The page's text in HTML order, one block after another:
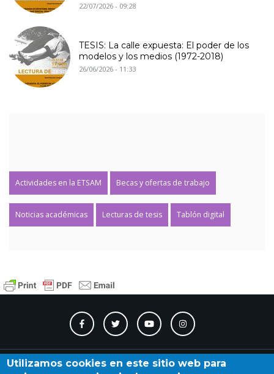
22/07/2026 - 09:28
TESIS: La calle expuesta: El poder de los
modelos y los medios (1972-2018)
26/06/2026 - 11:33
Actividades en la ETSAM Becas y ofertas de trabajo
Noticias académicas Lecturas de tesis Tablón digital
Contacto Accesibilidad Directorio Calendario
Utilizamos cookies en este sitio web para